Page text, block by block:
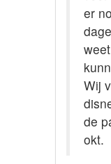
er
Wij
de
okt.